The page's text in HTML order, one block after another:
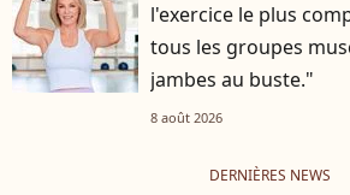
l'exercice le plus
tous les groupes
jambes au buste."
8 août 2026
DERNIÈRES NEWS